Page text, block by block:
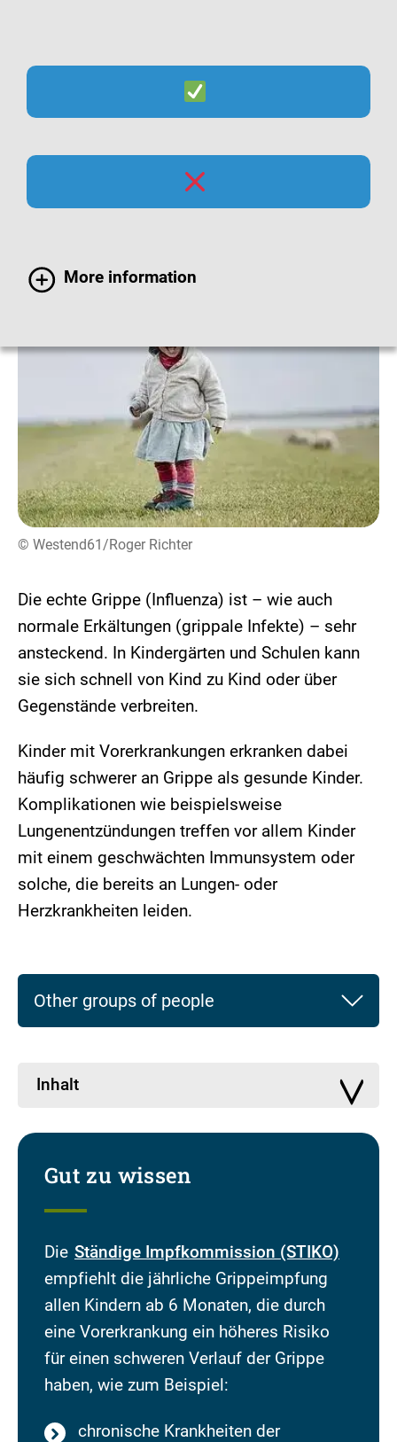
More information
Grippeimpfung bei
Kindern
© Westend61/Roger Richter
Die echte Grippe (Influenza) ist – wie auch
normale Erkältungen (grippale Infekte) – sehr
ansteckend. In Kindergärten und Schulen kann
sie sich schnell von Kind zu Kind oder über
Gegenstände verbreiten.
Kinder mit Vorerkrankungen erkranken dabei
häufig schwerer an Grippe als gesunde Kinder.
Komplikationen wie beispielsweise
Lungenentzündungen treffen vor allem Kinder
mit einem geschwächten Immunsystem oder
solche, die bereits an Lungen- oder
Herzkrankheiten leiden.
Other groups of people
Inhalt
Gut zu wissen
Die Ständige Impfkommission (STIKO)
empfiehlt die jährliche Grippeimpfung
allen Kindern ab 6 Monaten, die durch
eine Vorerkrankung ein höheres Risiko
für einen schweren Verlauf der Grippe
haben, wie zum Beispiel:
chronische Krankheiten der